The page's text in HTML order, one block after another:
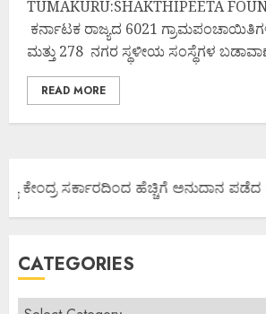
TUMAKURU:SHAKTHIPEETA
ಕರ್ನಾಟಕ ರಾಜ್ಯದ 6021
ಮತ್ತು 278 ನಗರ ಸ್ಥಳೀಯ ಸಂಸ್ಥೆಗಳ
READ MORE
ಕೇಂದ್ರ ಸರ್ಕಾರದಿಂದ ಹೆಚ್ಚಿಗೆ ಅನುದಾನ ಪಡೆದ
CATEGORIES